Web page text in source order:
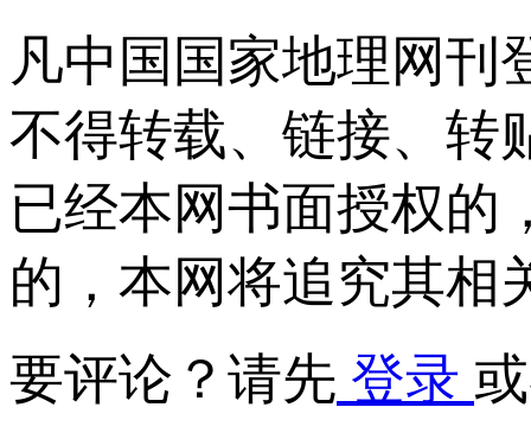
凡中国国家地理网刊
不得转载、链接、转
已经本网书面授权的
的，本网将追究其相
要评论？请先 登录